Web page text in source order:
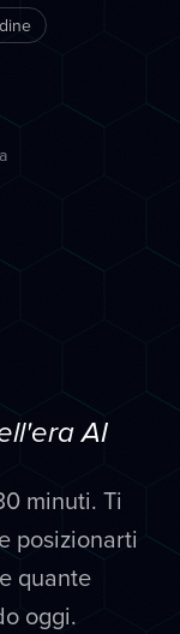
AI
minuti. Ti
posizionarti
quante
oggi.